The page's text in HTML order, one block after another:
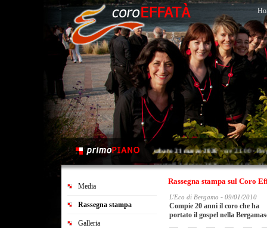
sabato 21 marzo 2026- ore 21.00 -
martedì 2 giugno 2026- ore 21.00 -
Media
Rassegna stampa
Galleria
Rassegna stampa sul Coro
L'Eco di Bergamo - 09/01/2010
Compie 20 anni il coro che ha
portato il gospel nella